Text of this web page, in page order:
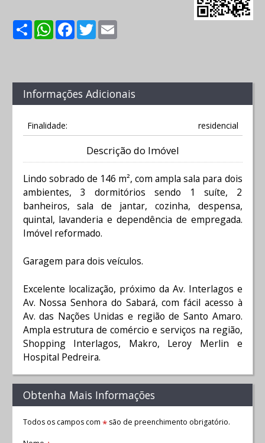
ShareWhatsApp
Facebook
Twitter
Informações Adicionais
Finalidade: residencial
Descrição do Imóvel
Lindo sobrado de 146 m², com ampla sala para dois
ambientes, 3 dormitórios sendo 1 suíte, 2
banheiros, sala de jantar, cozinha, despensa,
quintal, lavanderia e dependência de empregada.
Imóvel reformado.
Garagem para dois veículos.
Excelente localização, próximo da Av. Interlagos e
Av. Nossa Senhora do Sabará, com fácil acesso à
Av. das Nações Unidas e região de Santo Amaro.
Ampla estrutura de comércio e serviços na região,
Shopping Interlagos, Makro, Leroy Merlin e
Hospital Pedreira.
Obtenha Mais Informações
Todos os campos com *são de preenchimento obrigatório.